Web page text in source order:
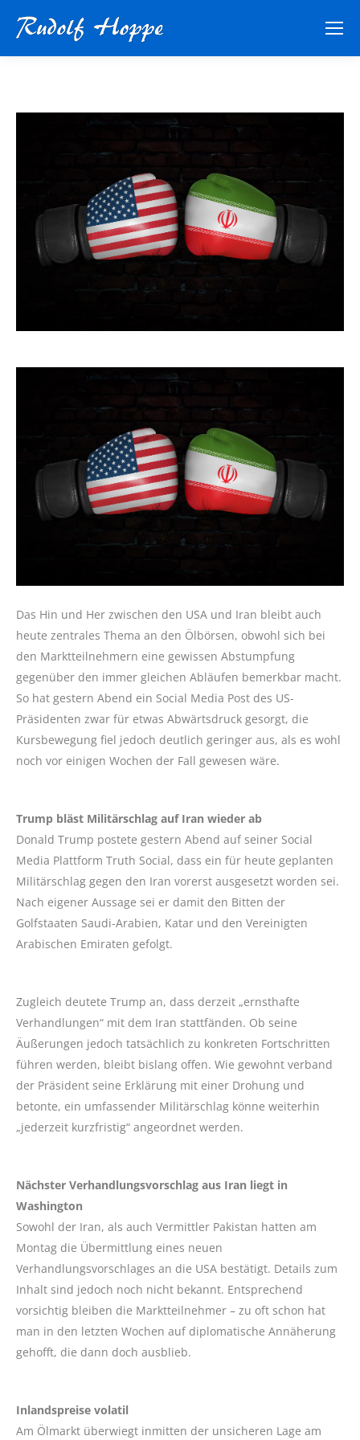
Das Hin und Her zwischen den USA und Iran bleibt auch
heute zentrales Thema an den Ölbörsen, obwohl sich bei
den Marktteilnehmern eine gewissen Abstumpfung
gegenüber den immer gleichen Abläufen bemerkbar macht.
So hat gestern Abend ein Social Media Post des US-
Präsidenten zwar für etwas Abwärtsdruck gesorgt, die
Kursbewegung fiel jedoch deutlich geringer aus, als es wohl
noch vor einigen Wochen der Fall gewesen wäre.
Trump bläst Militärschlag auf Iran wieder ab
Donald Trump postete gestern Abend auf seiner Social
Media Plattform Truth Social, dass ein für heute geplanten
Militärschlag gegen den Iran vorerst ausgesetzt worden sei.
Nach eigener Aussage sei er damit den Bitten der
Golfstaaten Saudi-Arabien, Katar und den Vereinigten
Arabischen Emiraten gefolgt.
Zugleich deutete Trump an, dass derzeit „ernsthafte
Verhandlungen“ mit dem Iran stattfänden. Ob seine
Äußerungen jedoch tatsächlich zu konkreten Fortschritten
führen werden, bleibt bislang offen. Wie gewohnt verband
der Präsident seine Erklärung mit einer Drohung und
betonte, ein umfassender Militärschlag könne weiterhin
„jederzeit kurzfristig“ angeordnet werden.
Nächster Verhandlungsvorschlag aus Iran liegt in
Washington
Sowohl der Iran, als auch Vermittler Pakistan hatten am
Montag die Übermittlung eines neuen
Verhandlungsvorschlages an die USA bestätigt. Details zum
Inhalt sind jedoch noch nicht bekannt. Entsprechend
vorsichtig bleiben die Marktteilnehmer – zu oft schon hat
man in den letzten Wochen auf diplomatische Annäherung
gehofft, die dann doch ausblieb.
Inlandspreise volatil
Am Ölmarkt überwiegt inmitten der unsicheren Lage am